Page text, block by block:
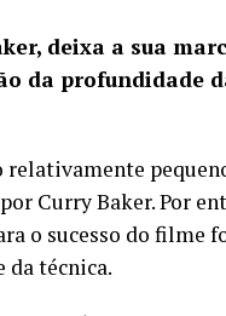
deixa a sua
da profundidade
relativamente
por Curry Baker. Por
o sucesso do filme
da técnica.